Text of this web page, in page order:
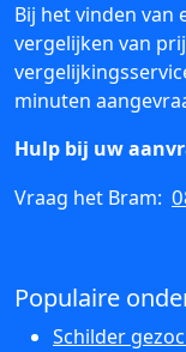
Bij het vinden van
vergelijken van
minuten
Hulp bij uw
Vraag het Bram:
Populaire
Schilder